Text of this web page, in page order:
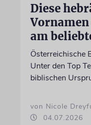
Diese
am
Österreichische
Unter den Top
biblischen
von Nicole
04.07.2026